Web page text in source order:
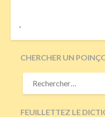
-
CHERCHER UN
RECHERCHER :
FEUILLETTEZ LE